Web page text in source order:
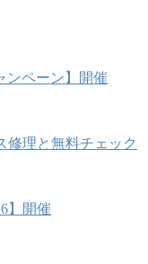
ンペーン】開催
修理と無料チェック
】開催